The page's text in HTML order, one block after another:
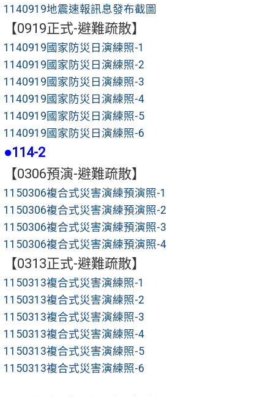
1140919地震速報訊息發布截圖
【0919正式-避難疏散】
1140919國家防災日演練照-1
1140919國家防災日演練照-2
1140919國家防災日演練照-3
1140919國家防災日演練照-4
1140919國家防災日演練照-5
1140919國家防災日演練照-6
●114-2
【0306預演-避難疏散】
1150306複合式災害演練預演照-1
1150306複合式災害演練預演照-2
1150306複合式災害演練預演照-3
1150306複合式災害演練預演照-4
【0313正式-避難疏散】
1150313複合式災害演練照-1
1150313複合式災害演練照-2
1150313複合式災害演練照-3
1150313複合式災害演練照-4
1150313複合式災害演練照-5
1150313複合式災害演練照-6